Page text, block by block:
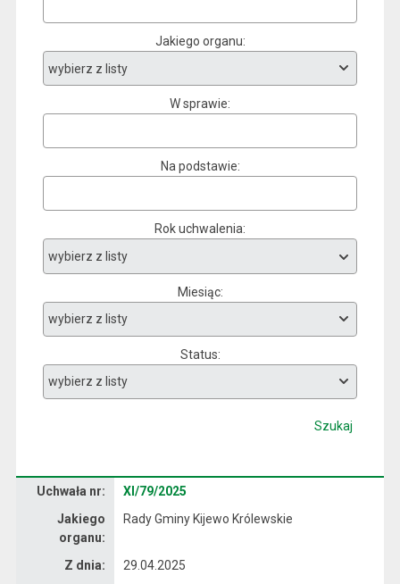
Jakiego organu
W sprawie
Na podstawie
Rok uchwalenia
Miesiąc
Status
Szukaj
Uchwała nr:
XI/79/2025
Jakiego
organu:
Rady Gminy Kijewo Królewskie
Z dnia:
29.04.2025